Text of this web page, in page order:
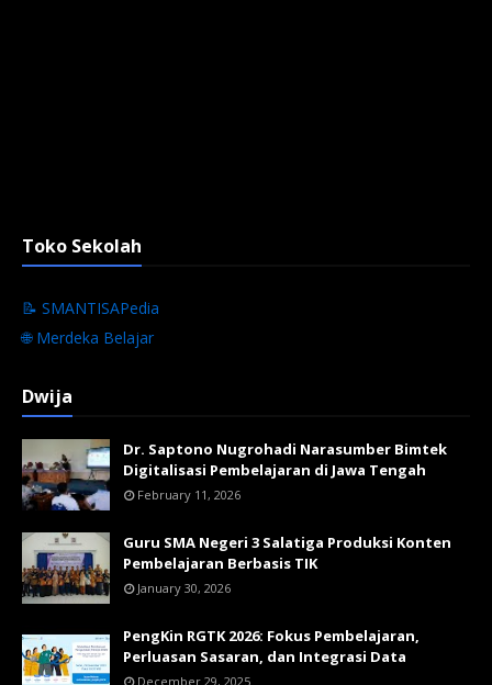
Toko Sekolah
📝 SMANTISAPedia
🌐 Merdeka Belajar
Dwija
Dr. Saptono Nugrohadi Narasumber Bimtek
Digitalisasi Pembelajaran di Jawa Tengah
February 11, 2026
Guru SMA Negeri 3 Salatiga Produksi Konten
Pembelajaran Berbasis TIK
January 30, 2026
PengKin RGTK 2026: Fokus Pembelajaran,
Perluasan Sasaran, dan Integrasi Data
December 29, 2025